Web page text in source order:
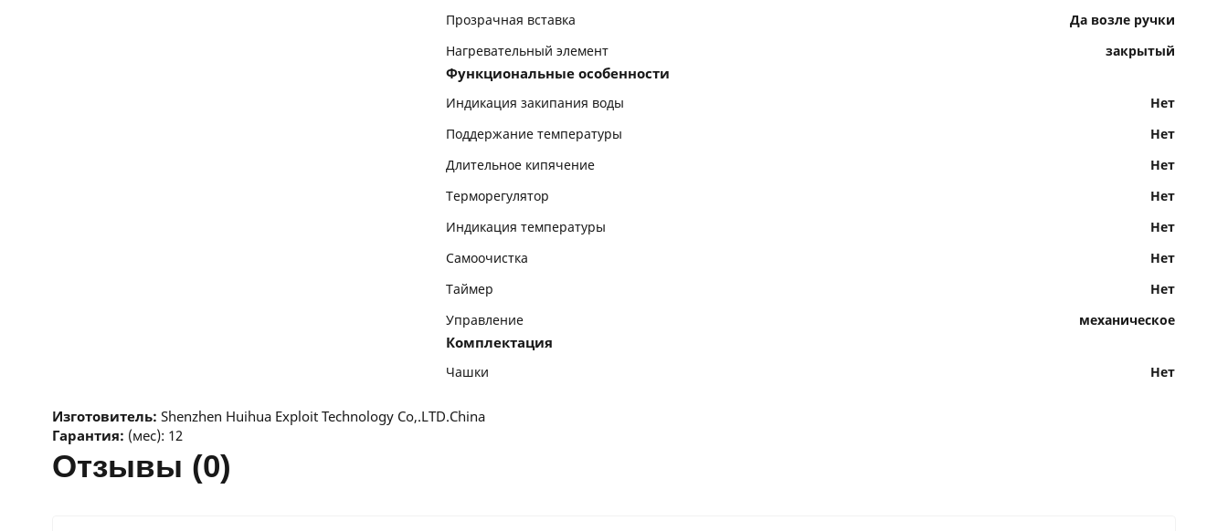
Прозрачная вставка
Да возле ручки
Нагревательный элемент
закрытый
Функциональные особенности
Индикация закипания воды
Нет
Поддержание температуры
Нет
Длительное кипячение
Нет
Терморегулятор
Нет
Индикация температуры
Нет
Самоочистка
Нет
Таймер
Нет
Управление
механическое
Комплектация
Чашки Нет
Изготовитель: Shenzhen Huihua Exploit Technology Co,.LTD.China
Гарантия: (мес): 12
отзывы (0)